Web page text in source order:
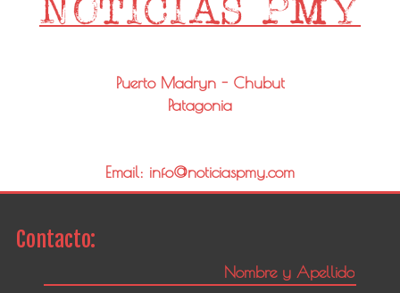
Puerto Madryn - Chubut
Patagonia
Email: info@noticiaspmy.com
Contacto: